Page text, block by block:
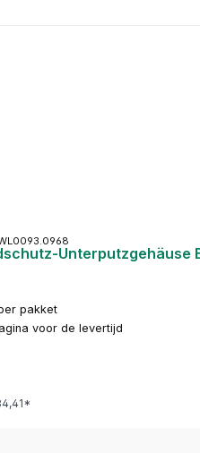
Unterputzgehäuse
pakket
voor de levertijd